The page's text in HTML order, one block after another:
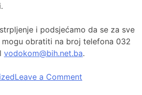
i podsjećamo da se za sve
obratiti na broj telefona 032
vodokom@bih.net.ba.
Leave a Comment